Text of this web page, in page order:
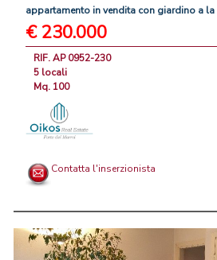
appartamento invendita con giardino a la
€ 230.000
RIF. AP 0952-230
5 locali
Mq. 100
Contatta l'inserzionista